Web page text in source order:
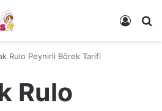
Kayıt
Rulo Peynirli Börek Tarifi
Rulo